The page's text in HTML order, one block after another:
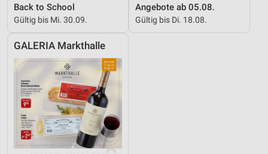
Back to School
Gültig bis Mi. 30.09.
Angebote ab 05.08.
Gültig bis Di. 18.08.
GALERIA Markthalle